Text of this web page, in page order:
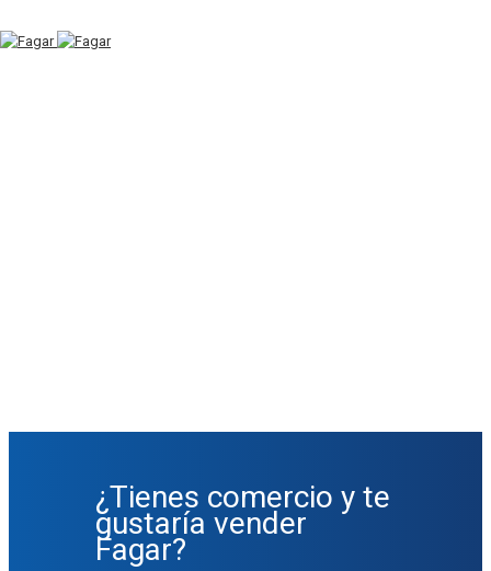
¿Tienes comercio y te
gustaría vender
Fagar?